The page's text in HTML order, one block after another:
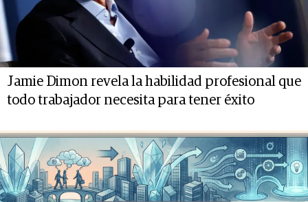
Jamie Dimon revela la habilidad profesional que
todo trabajador necesita para tener éxito